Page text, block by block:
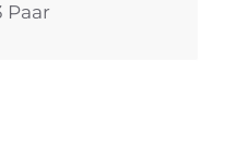
Paar